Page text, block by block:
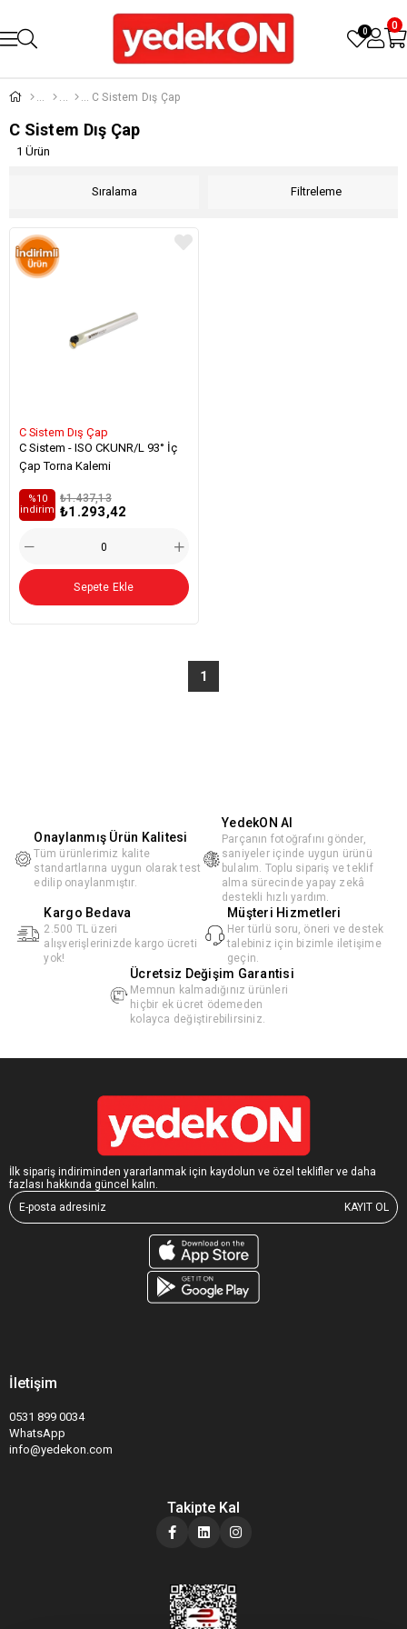
0 0
C Sistem Dış Çap
C Sistem Dış Çap
Filtreleme
Sıralama
1 Ürün
C Sistem Dış Çap
C Sistem - ISO CKUNR/L 93° İç
Çap Torna Kalemi
₺1.293,42
₺1.437,13
%10
i̇ndirim
Sepete Ekle
1
Onaylanmış Ürün Kalitesi
Tüm ürünlerimiz kalite
standartlarına uygun olarak test
edilip onaylanmıştır.
YedekON AI
Parçanın fotoğrafını gönder,
saniyeler içinde uygun ürünü
bulalım. Toplu sipariş ve teklif
alma sürecinde yapay zekâ
destekli hızlı yardım.
Kargo Bedava
2.500 TL üzeri
alışverişlerinizde kargo ücreti
yok!
Müşteri Hizmetleri
Her türlü soru, öneri ve destek
talebiniz için bizimle iletişime
geçin.
Ücretsiz Değişim Garantisi
Memnun kalmadığınız ürünleri
hiçbir ek ücret ödemeden
kolayca değiştirebilirsiniz.
İlk sipariş indiriminden yararlanmak için kaydolun ve özel teklifler ve daha
fazlası hakkında güncel kalın.
KAYIT OL
İletişim
0531 899 0034
WhatsApp
info@yedekon.com
Takipte Kal